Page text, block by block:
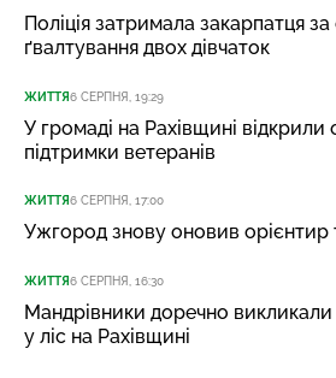
Поліція затримала закарпатця
ґвалтування двох дівчаток
ЖИТТЯ6 СЕРПНЯ, 19:29
У громаді на Рахівщині відкрили
підтримки ветеранів
ЖИТТЯ6 СЕРПНЯ, 17:00
Ужгород знову оновив орієнтир
ЖИТТЯ6 СЕРПНЯ, 16:30
Мандрівники доречно викликали
у ліс на Рахівщині